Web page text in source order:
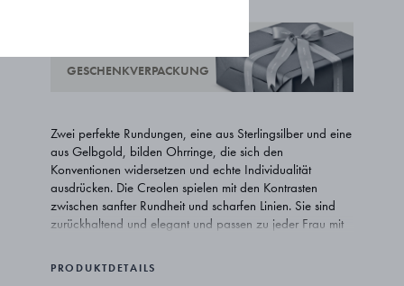
GESCHENKVERPACKUNG
Zwei perfekte Rundungen, eine aus Sterlingsilber und eine
aus Gelbgold, bilden Ohrringe, die sich den
Konventionen widersetzen und echte Individualität
ausdrücken. Die Creolen spielen mit den Kontrasten
zwischen sanfter Rundheit und scharfen Linien. Sie sind
zurückhaltend und elegant und passen zu jeder Frau mit
PRODUKTDETAILS